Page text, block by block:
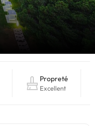
Propreté
Excellent